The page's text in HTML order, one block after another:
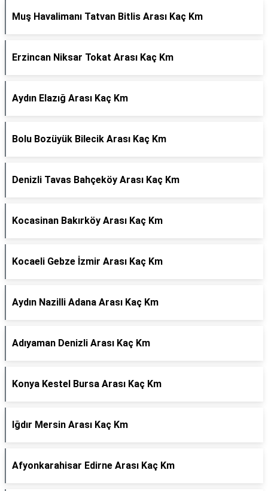
Muş Havalimanı Tatvan Bitlis Arası Kaç Km
Erzincan Niksar Tokat Arası Kaç Km
Aydın Elazığ Arası Kaç Km
Bolu Bozüyük Bilecik Arası Kaç Km
Denizli Tavas Bahçeköy Arası Kaç Km
Kocasinan Bakırköy Arası Kaç Km
Kocaeli Gebze İzmir Arası Kaç Km
Aydın Nazilli Adana Arası Kaç Km
Adıyaman Denizli Arası Kaç Km
Konya Kestel Bursa Arası Kaç Km
Iğdır Mersin Arası Kaç Km
Afyonkarahisar Edirne Arası Kaç Km